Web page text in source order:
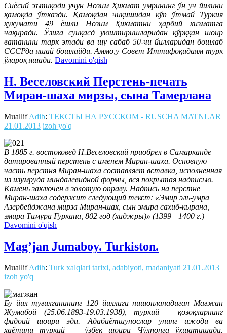
Сиёсий эътиқоди учун Нозим Ҳикмат умрининг ўн уч йилини
қамоқда ўтказди. Қамоқдан чиқишидан кўп ўтмай Туркия
ҳукумати 49 ёшли Нозим Ҳикматни ҳарбий хизматга
чақиради. Ўзига суиқасд уюштиришларидан қўрққан шоир
ватанини тарк этади ва шу сабаб 50-чи йилларидан бошлаб
СССРда яшай бошлайди. Аммо,у Совет Иттифоқидаям турк
ўлароқ яшади. Davomini o'qish
Н. Веселовский Перстень-печать
Миран-шаха мирзы, сына Тамерлана
MuallifAdib: ТЕКСТЫ НА РУССКОМ - RUSCHA MATNLAR
21.01.2013 izoh yo'q
В 1885 г. востоковед Н.Веселовский приобрел в Самарканде
датированный перстень с именем Миран-шаха. Основную
часть перстня Миран-шаха составляет вставка, исполненная
из изумруда миндалевидной формы, вся покрытая надписью.
Камень заключен в золотую оправу. Надпись на перстне
Миран-шаха содержит следующий текст: «Эмир эль-умра
Азербейджана мирза Миран-шах, сын эмира сахиб-кырана,
эмира Тимура Гуркана, 802 год (хиджры)» (1399—1400 г.)
Davomini o'qish
Mag’jan Jumaboy. Turkiston.
MuallifAdib: Turk xalqlari tarixi, adabiyoti, madaniyati 21.01.2013
izoh yo'q
Бу йил туғилганининг 120 йиллиги нишонланадиган Мағжан
Жумабой (25.06.1893-19.03.1938), туркий – қозоқларнинг
фидоий шоири эди. Адабиётшунослар унинг ижоди ва
ҳаётини туркий — ўзбек шоири Чўлпонга ўхшатишади.